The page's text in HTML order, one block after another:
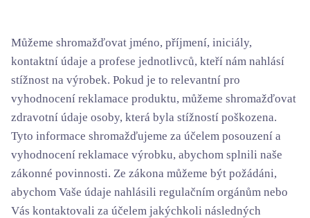
Můžeme shromažďovat jméno, příjmení, iniciály,
kontaktní údaje a profese jednotlivců, kteří nám nahlásí
stížnost na výrobek. Pokud je to relevantní pro
vyhodnocení reklamace produktu, můžeme shromažďovat
zdravotní údaje osoby, která byla stížností poškozena.
Tyto informace shromažďujeme za účelem posouzení a
vyhodnocení reklamace výrobku, abychom splnili naše
zákonné povinnosti. Ze zákona můžeme být požádáni,
abychom Vaše údaje nahlásili regulačním orgánům nebo
Vás kontaktovali za účelem jakýchkoli následných